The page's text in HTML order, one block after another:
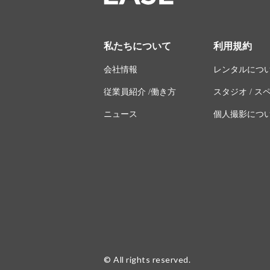
私たちについて
会社情報
従業員紹介 /働き方
ニュース
利用規約
レンタルにつ
スタジオ / ス
個人撮影につ
© All rights reserved.